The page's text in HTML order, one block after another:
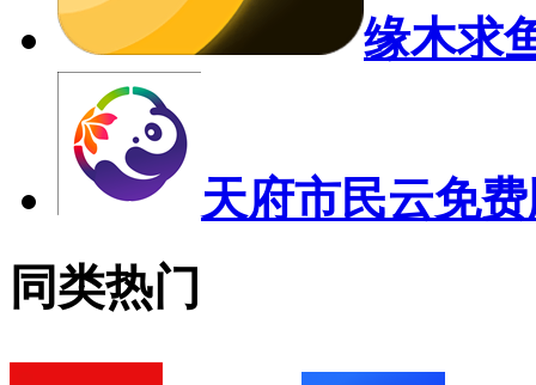
缘木求
天府市民云免
同类热门